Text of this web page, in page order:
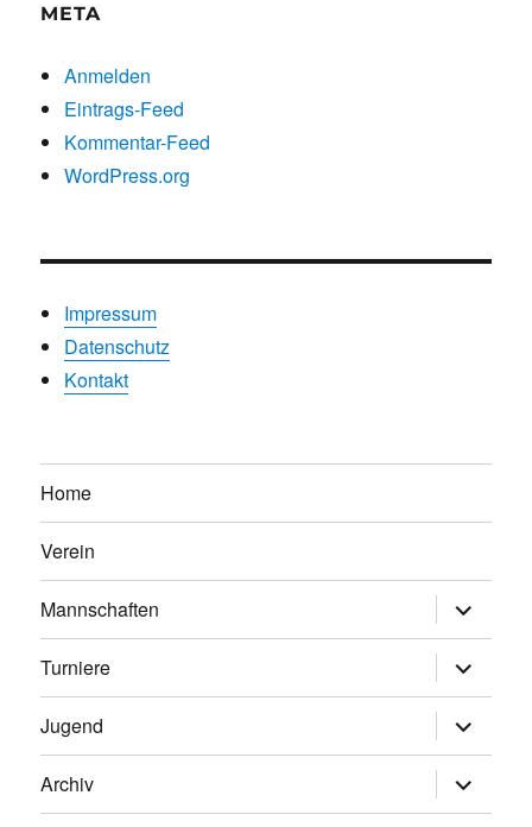
META
Anmelden
Eintrags-Feed
Kommentar-Feed
WordPress.org
Impressum
Datenschutz
Kontakt
Home
Verein
Mannschaften
anzeigen
Turniere
anzeigen
Jugend
anzeigen
Archiv
anzeigen